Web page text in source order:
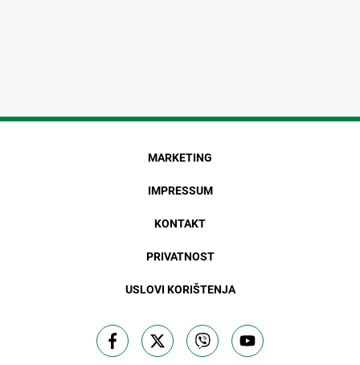
MARKETING
IMPRESSUM
KONTAKT
PRIVATNOST
USLOVI KORIŠTENJA